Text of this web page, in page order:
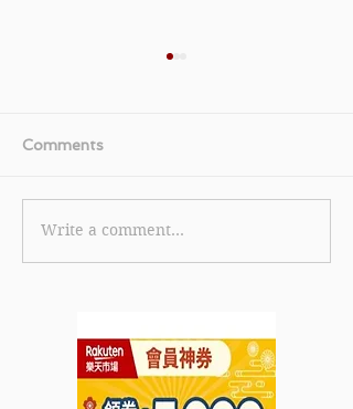
【J Select 優惠】購買指
定正價貨品即享88折 包括
Sennheiser 耳機及
Bruno廚具等 (優惠至
2022年9月30日)
Comments
Write a comment...